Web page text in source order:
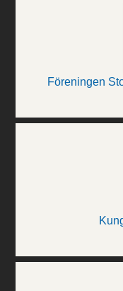
Föreningen